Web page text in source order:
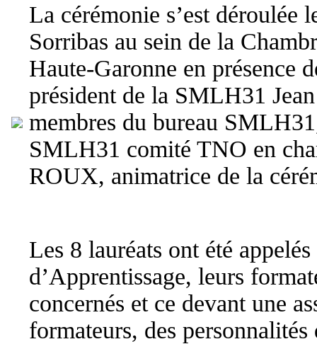
La cérémonie s’est
Sorribas au sein de la
Haute-Garonne en présence
président de la SMLH31
membres du bureau
SMLH31 comité TNO en
ROUX, animatrice de la
Les 8 lauréats ont été
d’Apprentissage, leurs
concernés et ce devant une
formateurs, des